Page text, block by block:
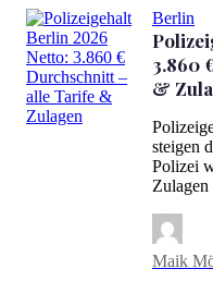
Polizeigehalt Berlin 2026
Berlin
3.860
&
steigen
Polizei
Maik